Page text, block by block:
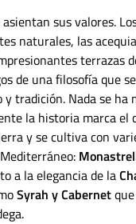
sus valores.
naturales, las
terrazas
de una filosofía que
y tradición. Nada se ha
la historia marca el
y se cultiva con
a la elegancia de la
Syrah y Cabernet